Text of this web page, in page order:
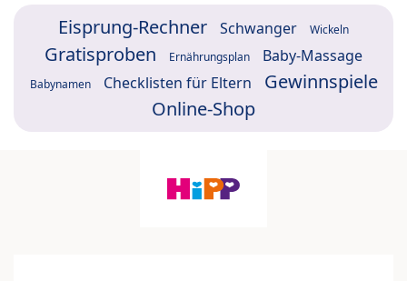
Eisprung-Rechner Schwanger Wickeln
Gratisproben Ernährungsplan Baby-Massage
Babynamen Checklisten für Eltern
Gewinnspiele
Online-Shop